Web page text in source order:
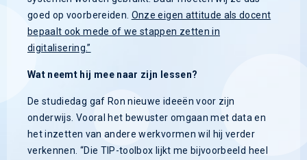
goed op voorbereiden. Onze eigen attitude als docent
bepaalt ook mede of we stappen zetten in
digitalisering.”
Wat neemt hij mee naar zijn lessen?
De studiedag gaf Ron nieuwe ideeën voor zijn
onderwijs. Vooral het bewuster omgaan met data en
het inzetten van andere werkvormen wil hij verder
verkennen. “Die TIP-toolbox lijkt me bijvoorbeeld heel